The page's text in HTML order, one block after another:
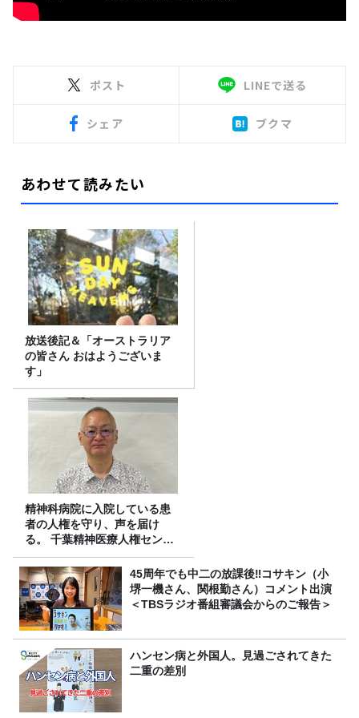
ポスト LINEで送る
シェア ブクマ
あわせて読みたい
放送後記＆「オーストラリア
の皆さん おはようございま
す」
精神科病院に入院している患
者の人権を守り、声を届け
る。 千葉精神医療人権センタ
ーの取り組み
45周年でも中二の放課後‼コサキン（小
堺一機さん、関根勤さん）コメント出演
＜TBSラジオ番組審議会からのご報告＞
ハンセン病と外国人。見過ごされてきた
二重の差別